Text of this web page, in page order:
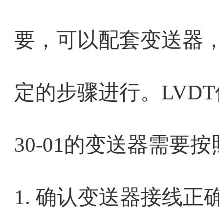
要，可以配套变送器
定的步骤进行。
30-01的变送器需要
1. 确认变送器接线正